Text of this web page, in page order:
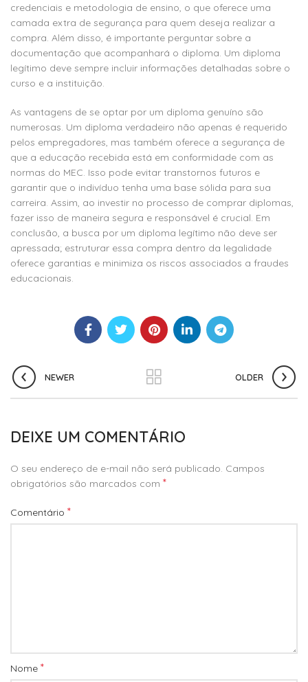
credenciais e metodologia de ensino, o que oferece uma
camada extra de segurança para quem deseja realizar a
compra. Além disso, é importante perguntar sobre a
documentação que acompanhará o diploma. Um diploma
legítimo deve sempre incluir informações detalhadas sobre o
curso e a instituição.
As vantagens de se optar por um diploma genuíno são
numerosas. Um diploma verdadeiro não apenas é requerido
pelos empregadores, mas também oferece a segurança de
que a educação recebida está em conformidade com as
normas do MEC. Isso pode evitar transtornos futuros e
garantir que o indivíduo tenha uma base sólida para sua
carreira. Assim, ao investir no processo de comprar diplomas,
fazer isso de maneira segura e responsável é crucial. Em
conclusão, a busca por um diploma legítimo não deve ser
apressada; estruturar essa compra dentro da legalidade
oferece garantias e minimiza os riscos associados a fraudes
educacionais.
NEWER OLDER
DEIXE UM COMENTÁRIO
O seu endereço de e-mail não será publicado. Campos
obrigatórios são marcados com *
Comentário *
Nome *